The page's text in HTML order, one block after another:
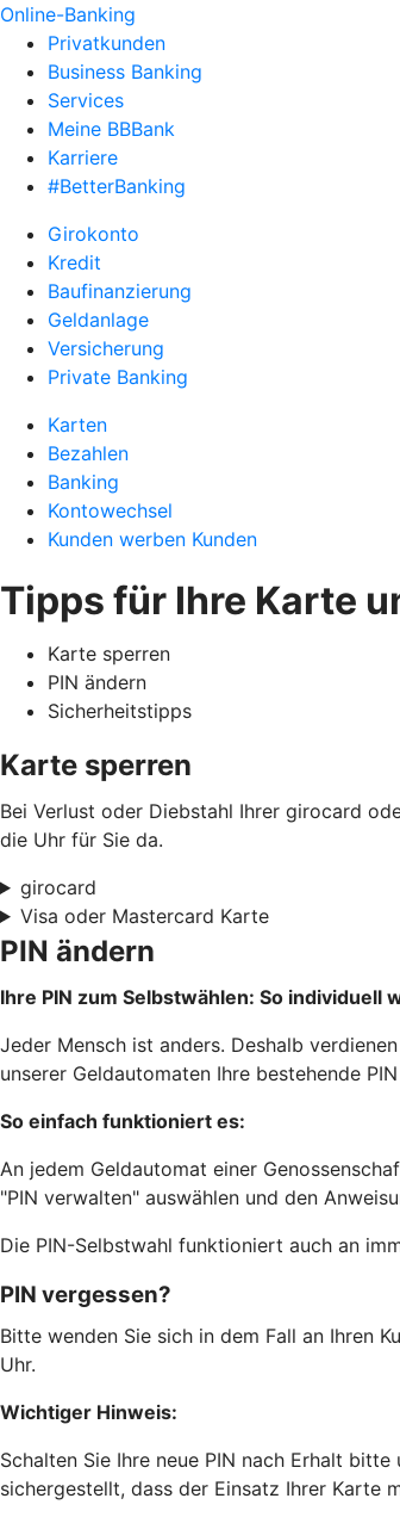
Online-Banking
Privatkunden
Business Banking
Services
Meine BBBank
Karriere
#BetterBanking
Girokonto
Kredit
Baufinanzierung
Geldanlage
Versicherung
Private Banking
Karten
Bezahlen
Banking
Kontowechsel
Kunden werben Kunden
Tipps für Ihre Karte
Karte sperren
PIN ändern
Sicherheitstipps
Karte sperren
Bei Verlust oder Diebstahl Ihrer girocard
die Uhr für Sie da.
girocard
Visa oder Mastercard Karte
PIN ändern
Ihre PIN zum Selbstwählen: So individuell
Jeder Mensch ist anders. Deshalb
unserer Geldautomaten Ihre bestehende
So einfach funktioniert es:
An jedem Geldautomat einer
"PIN verwalten" auswählen und den
Die PIN-Selbstwahl funktioniert auch an
PIN vergessen?
Bitte wenden Sie sich in dem Fall an Ihren
Uhr.
Wichtiger Hinweis:
Schalten Sie Ihre neue PIN nach Erhalt
sichergestellt, dass der Einsatz Ihrer Karte